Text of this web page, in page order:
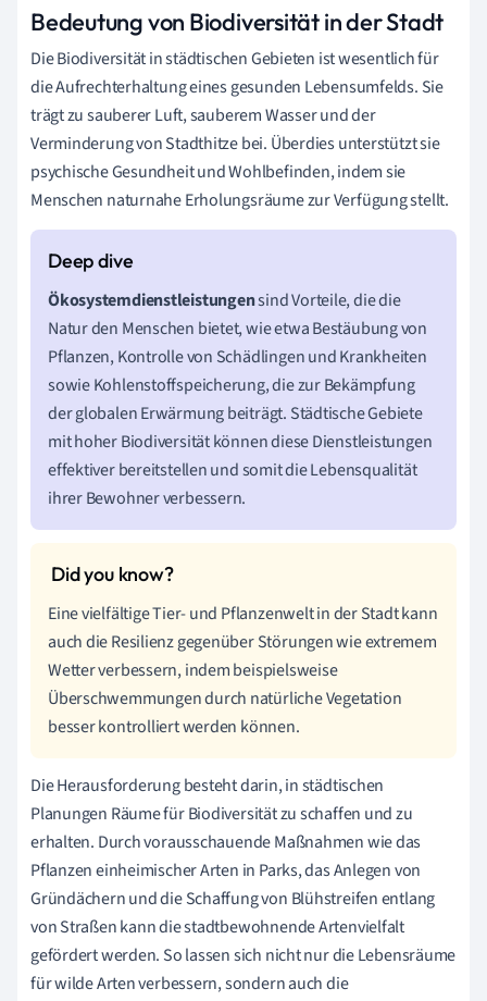
Bedeutung von Biodiversität in der Stadt
Die Biodiversität in städtischen Gebieten ist wesentlich für
die Aufrechterhaltung eines gesunden Lebensumfelds. Sie
trägt zu sauberer Luft, sauberem Wasser und der
Verminderung von Stadthitze bei. Überdies unterstützt sie
psychische Gesundheit und Wohlbefinden, indem sie
Menschen naturnahe Erholungsräume zur Verfügung stellt.
Ökosystemdienstleistungensind Vorteile, die die
Natur den Menschen bietet, wie etwa Bestäubung von
Pflanzen, Kontrolle von Schädlingen und Krankheiten
sowie Kohlenstoffspeicherung, die zur Bekämpfung
der globalen Erwärmung beiträgt. Städtische Gebiete
mit hoher Biodiversität können diese Dienstleistungen
effektiver bereitstellen und somit die Lebensqualität
ihrer Bewohner verbessern.
Eine vielfältige Tier- und Pflanzenwelt in der Stadt kann
auch die Resilienz gegenüber Störungen wie extremem
Wetter verbessern, indem beispielsweise
Überschwemmungen durch natürliche Vegetation
besser kontrolliert werden können.
Die Herausforderung besteht darin, in städtischen
Planungen Räume für Biodiversität zu schaffen und zu
erhalten. Durch vorausschauende Maßnahmen wie das
Pflanzen einheimischer Arten in Parks, das Anlegen von
Gründächern und die Schaffung von Blühstreifen entlang
von Straßen kann die stadtbewohnende Artenvielfalt
gefördert werden. So lassen sich nicht nur die Lebensräume
für wilde Arten verbessern, sondern auch die